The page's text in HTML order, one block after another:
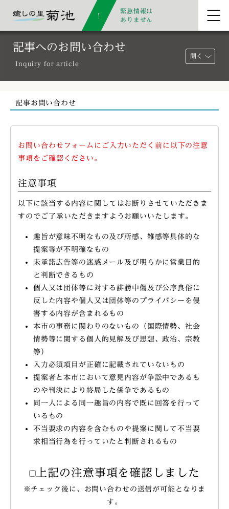
緊急情報は
ありません
記事へのお問い合わせ
Inquiry for article
開く
記事お問い合わせ
お問い合わせフォームにご入力いただく前に以下の注意
事項をご確認ください。
注意事項
以下に該当する内容に関してはお断りさせていただきま
すのでご了承いただきますようお願いいたします。
趣旨が意味不明なもの及び所感、雑感等具体的な
提案等が不明確なもの
未承諾広告等の迷惑メール及び明らかに営業目的
と判断できるもの
個人又は団体等に対する誹謗中傷及び公序良俗に
反した内容や個人又は団体等のプライバシーを侵
害する内容が含まれるもの
本市の事務に関わりのないもの（国際情勢、社会
情勢等に関する個人的見解及び思想、政治、宗教
等）
入力必須項目が正確に記載されていないもの
提案者と本市において意見内容が争訟中であるも
のや判決により終局した係争であるもの
同一人による同一趣旨の内容で既に回答を行って
いるもの
不当要求の内容を含むものや提案に関して不当要
求相当行為を行っていたと判断されるもの
上記の注意事項を確認しました
※チェック後に、お問い合わせの送信が可能となりま
す。